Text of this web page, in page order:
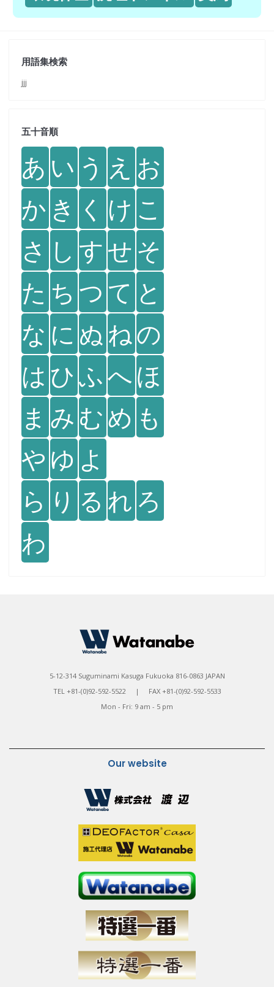
用語集検索
jjj
五十音順
あ い う え お
か き く け こ
さ し すせ そ
た ち つ て と
な に ぬ ねの
は ひふへほ
ま み むめ も
や ゆ よ
ら り る れ ろ
わ
5-12-314 Suguminami Kasuga Fukuoka 816-0863 JAPAN
TEL +81-(0)92-592-5522 | FAX +81-(0)92-592-5533
Mon - Fri: 9 am - 5 pm
Our website